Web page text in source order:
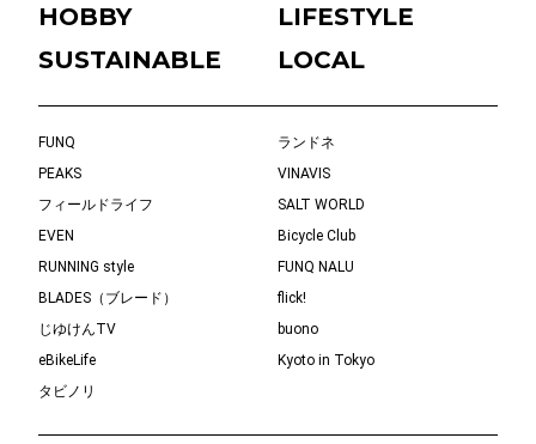
HOBBY
LIFESTYLE
SUSTAINABLE
LOCAL
FUNQ
ランドネ
PEAKS
VINAVIS
フィールドライフ
SALT WORLD
EVEN
Bicycle Club
RUNNING style
FUNQ NALU
BLADES（ブレード）
flick!
じゆけんTV
buono
eBikeLife
Kyoto in Tokyo
タビノリ